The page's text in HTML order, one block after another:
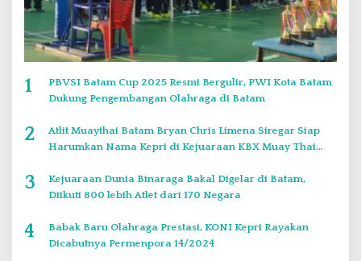
1
PBVSI Batam Cup 2025 Resmi Bergulir, PWI Kota Batam
Dukung Pengembangan Olahraga di Batam
2
Atlit Muaythai Batam Bryan Chris Limena Siregar Siap
Harumkan Nama Kepri di Kejuaraan KBX Muay Thai
3
Kejuaraan Dunia Binaraga Bakal Digelar di Batam,
Diikuti 800 lebih Atlet dari 170 Negara
4
Babak Baru Olahraga Prestasi, KONI Kepri Rayakan
Dicabutnya Permenpora 14/2024